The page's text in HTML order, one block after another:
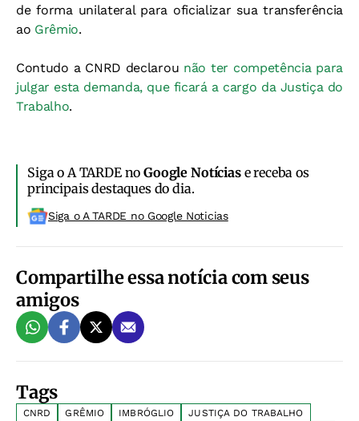
de forma unilateral para oficializar sua transferência
ao Grêmio.
Contudo a CNRD declarou não ter competência para
julgar esta demanda, que ficará a cargo da Justiça do
Trabalho.
Siga o A TARDE noGoogle Notíciase receba os
principais destaques do dia.
Siga o A TARDE no Google Noticias
Compartilhe essa notícia com seus
amigos
Tags
CNRD GRÊMIO IMBRÓGLIO
JUSTIÇA DO TRABALHO